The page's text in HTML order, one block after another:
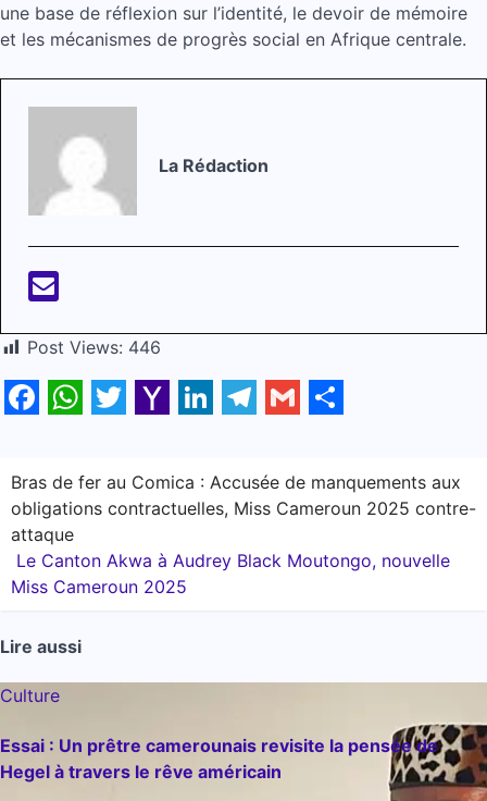
une base de réflexion sur l’identité, le devoir de mémoire
et les mécanismes de progrès social en Afrique centrale.
La Rédaction
Post Views: 446
Mail
Navigation
de
l’article
Bras de fer au Comica : Accusée de manquements aux
obligations contractuelles, Miss Cameroun 2025 contre-
attaque
Le Canton Akwa à Audrey Black Moutongo, nouvelle
Miss Cameroun 2025
Lire aussi
Culture
Essai : Un prêtre camerounais revisite la pensée de
Hegel à travers le rêve américain